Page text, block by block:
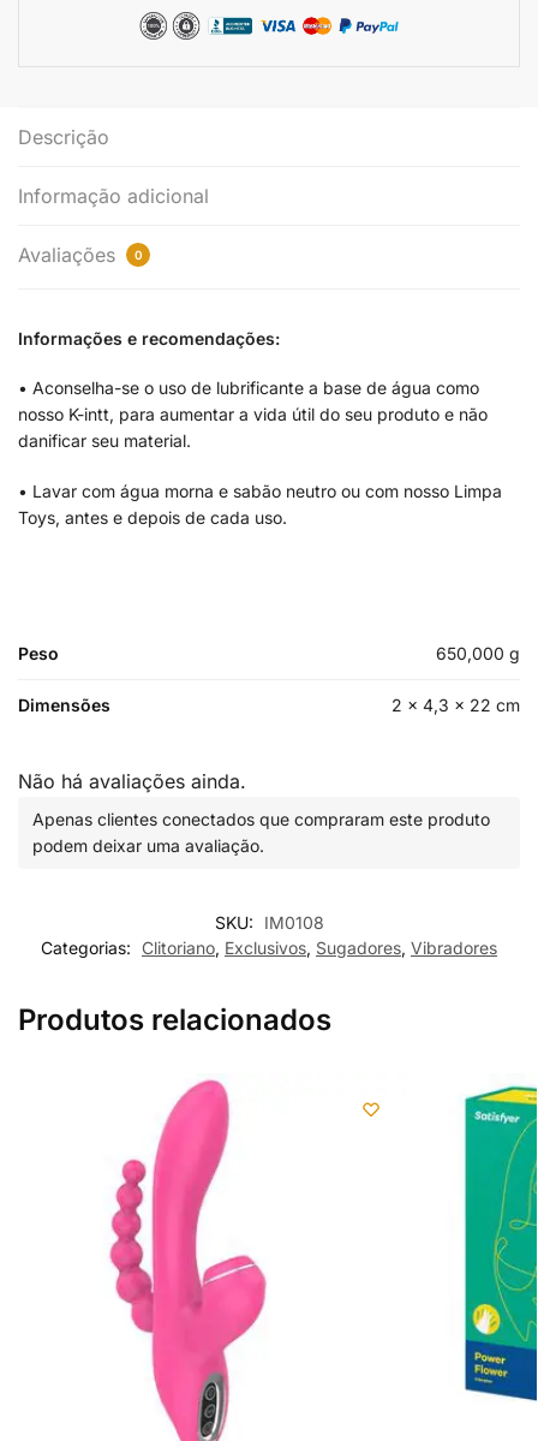
Descrição
Informação adicional
Avaliações 0
Informações e recomendações:
• Aconselha-se o uso de lubrificante a base de água como
nosso K-intt, para aumentar a vida útil do seu produto e não
danificar seu material.
• Lavar com água morna e sabão neutro ou com nosso Limpa
Toys, antes e depois de cada uso.
Peso 650,000 g
Dimensões 2 × 4,3 × 22 cm
Não há avaliações ainda.
Apenas clientes conectados que compraram este produto
podem deixar uma avaliação.
SKU:
IM0108
Categorias:
Clitoriano, Exclusivos, Sugadores, Vibradores
Produtos relacionados